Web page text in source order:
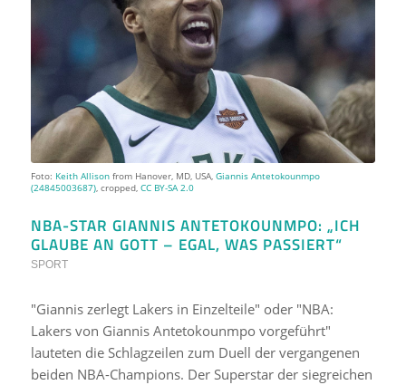
Foto: Keith Allisonfrom Hanover, MD, USA, Giannis Antetokounmpo
(24845003687), cropped, CC BY-SA 2.0
NBA-STAR GIANNIS ANTETOKOUNMPO: „ICH
GLAUBE AN GOTT – EGAL, WAS PASSIERT“
SPORT
"Giannis zerlegt Lakers in Einzelteile" oder "NBA:
Lakers von Giannis Antetokounmpo vorgeführt"
lauteten die Schlagzeilen zum Duell der vergangenen
beiden NBA-Champions. Der Superstar der siegreichen